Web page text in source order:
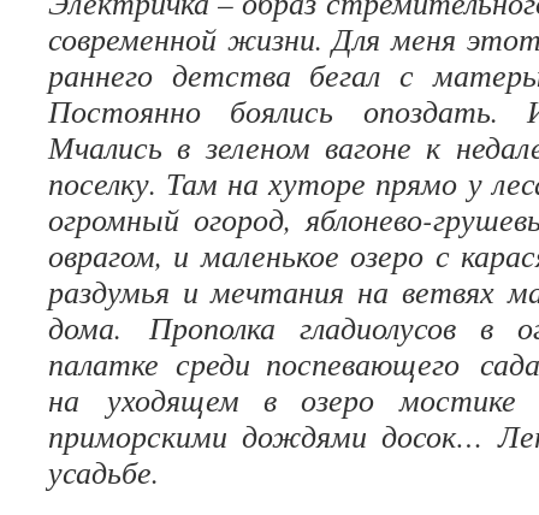
современной жизни. Для меня
раннего детства бегал с
Постоянно боялись опоздать.
Мчались в зеленом вагоне к
поселку. Там на хуторе прямо у
огромный огород, яблонево-
оврагом, и маленькое озеро с
раздумья и мечтания на ветвях
дома. Прополка гладиолусов в
палатке среди поспевающего
на уходящем в озеро мостике
приморскими дождями досок…
усадьбе.